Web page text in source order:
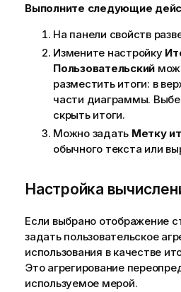
Выполните следующие
На панели свойств
Измените настройку
Пользовательский
разместить итоги: в
части диаграммы.
скрыть итоги.
Можно задать Метку
обычного текста или
Настройка
Если выбрано отображение
задать пользовательское
использования в качестве
Это агрегирование
используемое мерой.